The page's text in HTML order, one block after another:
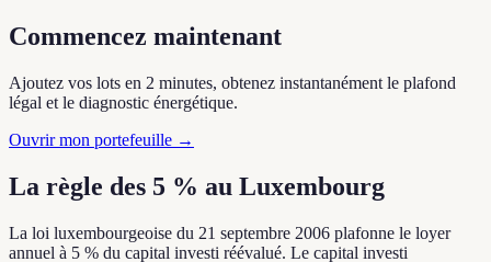
Commencez maintenant
Ajoutez vos lots en 2 minutes, obtenez instantanément le plafond
légal et le diagnostic énergétique.
Ouvrir mon portefeuille →
La règle des 5 % au Luxembourg
La loi luxembourgeoise du 21 septembre 2006 plafonne le loyer
annuel à 5 % du capital investi réévalué. Le capital investi